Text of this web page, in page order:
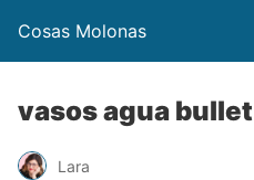
Cosas Molonas
vasos agua bullet
Lara